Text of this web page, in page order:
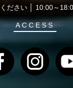
ださい │ 10:00～
ACCESS